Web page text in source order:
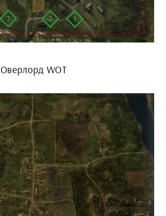
Оверлорд WOT